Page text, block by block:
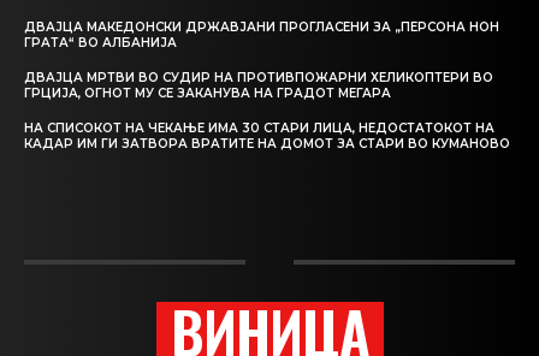
ДВАЈЦА МАКЕДОНСКИ ДРЖАВЈАНИ ПРОГЛАСЕНИ ЗА „ПЕРСОНА НОН
ГРАТА“ ВО АЛБАНИЈА
ДВАЈЦА МРТВИ ВО СУДИР НА ПРОТИВПОЖАРНИ ХЕЛИКОПТЕРИ ВО
ГРЦИЈА, ОГНОТ МУ СЕ ЗАКАНУВА НА ГРАДОТ МЕГАРА
НА СПИСОКОТ НА ЧЕКАЊЕ ИМА 30 СТАРИ ЛИЦА, НЕДОСТАТОКОТ НА
КАДАР ИМ ГИ ЗАТВОРА ВРАТИТЕ НА ДОМОТ ЗА СТАРИ ВО КУМАНОВО
ВИНИЦА